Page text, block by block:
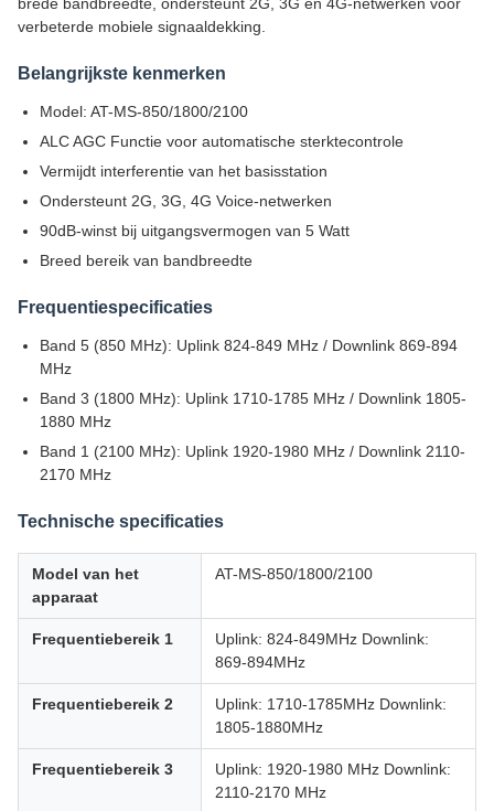
verbeterde mobiele signaaldekking.
Belangrijkste kenmerken
Model: AT-MS-850/1800/2100
ALC AGC Functie voor automatische sterktecontrole
Vermijdt interferentie van het basisstation
Ondersteunt 2G, 3G, 4G Voice-netwerken
90dB-winst bij uitgangsvermogen van 5 Watt
Breed bereik van bandbreedte
Frequentiespecificaties
Band 5 (850 MHz): Uplink 824-849 MHz / Downlink 869-894
MHz
Band 3 (1800 MHz): Uplink 1710-1785 MHz / Downlink 1805-
1880 MHz
Band 1 (2100 MHz): Uplink 1920-1980 MHz / Downlink 2110-
2170 MHz
Technische specificaties
Model van het
apparaat
AT-MS-850/1800/2100
Frequentiebereik 1
Uplink: 824-849MHz Downlink:
869-894MHz
Frequentiebereik 2
Uplink: 1710-1785MHz Downlink:
1805-1880MHz
Frequentiebereik 3
Uplink: 1920-1980 MHz Downlink:
2110-2170 MHz